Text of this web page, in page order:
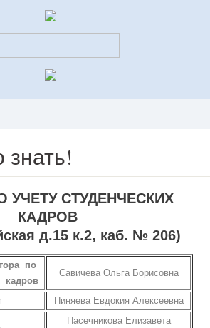
УЧЕТУ СТУДЕНЧЕСКИХ
КАДРОВ
д.15 к.2, каб. № 206)
по
кадров
Савичева Ольга Борисовна
Пиняева Евдокия Алексеевна
Пасечникова Елизавета